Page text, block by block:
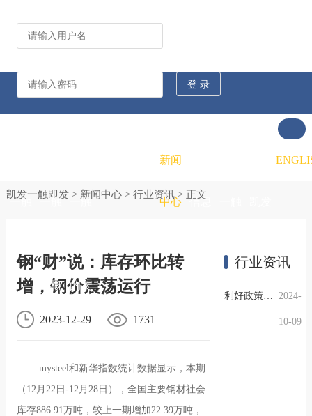
一触 一触
的概
况
一触
的文
化
新闻
中心 信息
凯发一触即发> 新闻中心> 行业资讯> 正文
钢“财”说：库存环比转
增，钢价震荡运行
2023-12-29 1731
mysteel和新华指数统计数据显示，本期
（12月22日-12月28日），全国主要钢材社会
库存886.91万吨，较上一期增加22.39万吨，
行业资讯
利好政策提振钢市信心，四季度行业需求或小幅上升 2024-
10-09